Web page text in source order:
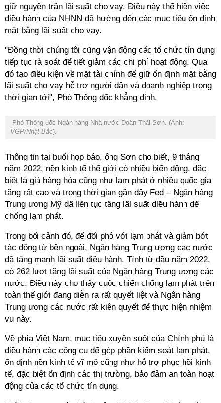
giữ nguyên trần lãi suất cho vay. Điều này thể hiện việc
điều hành của NHNN đã hướng đến các mục tiêu ổn định
mặt bằng lãi suất cho vay.
"Đồng thời chúng tôi cũng vận động các tổ chức tín dụng
tiếp tục rà soát để tiết giảm các chi phí hoạt động. Qua
đó tạo điều kiện về mặt tài chính để giữ ổn định mặt bằng
lãi suất cho vay hỗ trợ người dân và doanh nghiệp trong
thời gian tới", Phó Thống đốc khẳng định.
Phó Thống đốc Ngân hàng Nhà nước Đoàn Thái Sơn. (Ảnh:
VGP/Nhật Bắc).
Thông tin tại buổi họp báo, ông Sơn cho biết, 9 tháng
năm 2022, nền kinh tế thế giới có nhiều biến động, đặc
biệt là giá hàng hóa cũng như lạm phát ở nhiều quốc gia
tăng rất cao và trong thời gian gần đây Fed – Ngân hàng
Trung ương Mỹ đã liên tục tăng lãi suất điều hành để
chống lạm phát.
Trong bối cảnh đó, để đối phó với lạm phát và giảm bớt
tác động từ bên ngoài, Ngân hàng Trung ương các nước
đã tăng mạnh lãi suất điều hành. Tính từ đầu năm 2022,
có 262 lượt tăng lãi suất của Ngân hàng Trung ương các
nước. Điều này cho thấy cuộc chiến chống lạm phát trên
toàn thế giới đang diễn ra rất quyết liệt và Ngân hàng
Trung ương các nước rất kiên quyết để thực hiện nhiệm
vụ này.
Về phía Việt Nam, mục tiêu xuyên suốt của Chính phủ là
điều hành các công cụ để góp phần kiểm soát lạm phát,
ổn định nền kinh tế vĩ mô cũng như hỗ trợ phục hồi kinh
tế, đặc biệt ổn định các thị trường, bảo đảm an toàn hoạt
động của các tổ chức tín dụng.